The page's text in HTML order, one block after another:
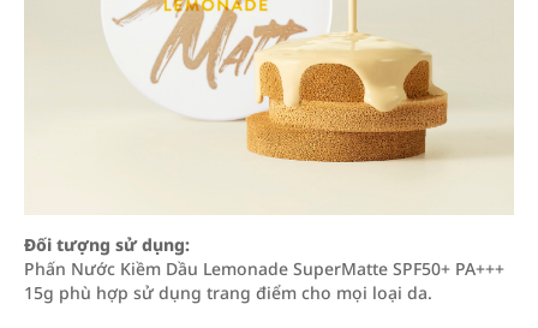
Đối tượng sử dụng:
Phấn Nước Kiềm Dầu Lemonade SuperMatte SPF50+ PA+++
15g phù hợp sử dụng trang điểm cho mọi loại da.